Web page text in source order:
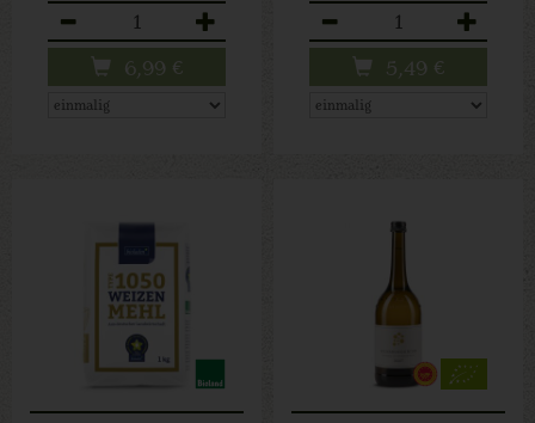
Anzahl
6,99 €
Anzahl
5,49 €